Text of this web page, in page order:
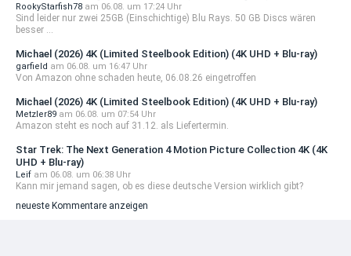
RookyStarfish78 am 06.08. um 17:24 Uhr
Sind leider nur zwei 25GB (Einschichtige) Blu Rays. 50 GB Discs wären
besser ...
Michael (2026) 4K (Limited Steelbook Edition) (4K UHD + Blu-ray)
garfield am 06.08. um 16:47 Uhr
Von Amazon ohne schaden heute, 06.08.26 eingetroffen
Michael (2026) 4K (Limited Steelbook Edition) (4K UHD + Blu-ray)
Metzler89 am 06.08. um 07:54 Uhr
Amazon steht es noch auf 31.12. als Liefertermin.
Star Trek: The Next Generation 4 Motion Picture Collection 4K (4K
UHD + Blu-ray)
Leif am 06.08. um 06:38 Uhr
Kann mir jemand sagen, ob es diese deutsche Version wirklich gibt?
neueste Kommentare anzeigen